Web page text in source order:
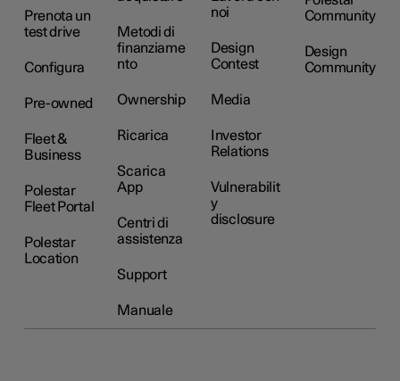
Prenota un
test drive
Configura
Pre-owned
Fleet &
Business
Polestar
Fleet Portal
Polestar
Location
Metodi di
finanziame
nto
Ownership
Ricarica
Scarica
App
Centri di
assistenza
Support
Manuale
noi
Design
Contest
Media
Investor
Relations
Vulnerabilit
y
disclosure
Community
Design
Community